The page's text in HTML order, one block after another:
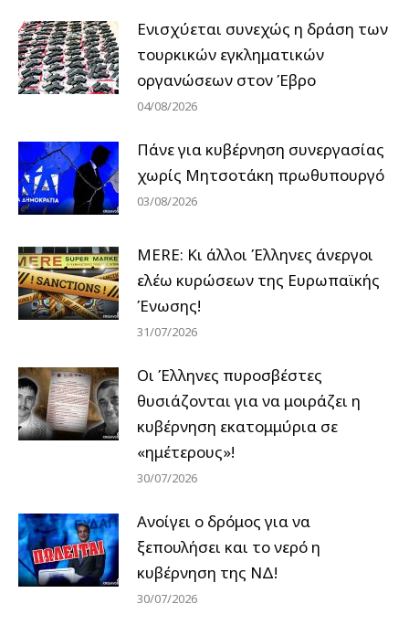
Ενισχύεται συνεχώς η δράση των
τουρκικών εγκληματικών
οργανώσεων στον Έβρο
04/08/2026
Πάνε για κυβέρνηση συνεργασίας
χωρίς Μητσοτάκη πρωθυπουργό
03/08/2026
MERE: Κι άλλοι Έλληνες άνεργοι
ελέω κυρώσεων της Ευρωπαϊκής
Ένωσης!
31/07/2026
Οι Έλληνες πυροσβέστες
θυσιάζονται για να μοιράζει η
κυβέρνηση εκατομμύρια σε
«ημέτερους»!
30/07/2026
Ανοίγει ο δρόμος για να
ξεπουλήσει και το νερό η
κυβέρνηση της ΝΔ!
30/07/2026